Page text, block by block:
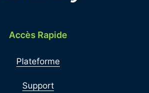
Accès Rapide
Plateforme
Support